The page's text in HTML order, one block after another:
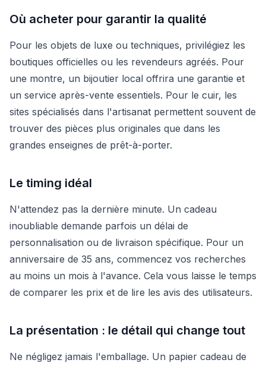
Où acheter pour garantir la qualité
Pour les objets de luxe ou techniques, privilégiez les
boutiques officielles ou les revendeurs agréés. Pour
une montre, un bijoutier local offrira une garantie et
un service après-vente essentiels. Pour le cuir, les
sites spécialisés dans l'artisanat permettent souvent de
trouver des pièces plus originales que dans les
grandes enseignes de prêt-à-porter.
Le timing idéal
N'attendez pas la dernière minute. Un cadeau
inoubliable demande parfois un délai de
personnalisation ou de livraison spécifique. Pour un
anniversaire de 35 ans, commencez vos recherches
au moins un mois à l'avance. Cela vous laisse le temps
de comparer les prix et de lire les avis des utilisateurs.
La présentation : le détail qui change tout
Ne négligez jamais l'emballage. Un papier cadeau de